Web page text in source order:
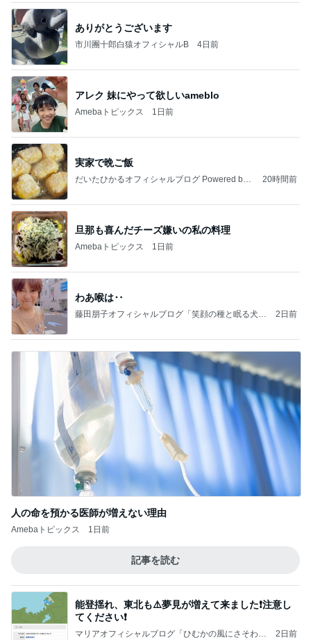
ありがとうございます
市川團十郎白猿オフィシャルB 4日前
アレク 妹にやって欲しいameblo
Amebaトピックス 1日前
実家で晩ご飯
だいたひかるオフィシャルブログ Powered by
20時間前
旦那も喜んだチーズ嫌いの私の料理
Amebaトピックス 1日前
わあ喉は‥
藤田朋子オフィシャルブログ「笑顔の種と眠る犬」
2日前
人の命を預かる医師が増えない理由
Amebaトピックス 1日前
記事を読む
能登揺れ、東北も⚠️夢見が増えて来ました❗️注意し
てください❗️
マリアオフィシャルブログ「ひむかの風にさそわれ
2日前